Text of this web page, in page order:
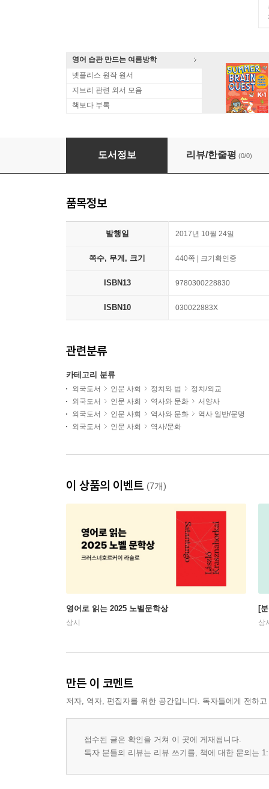
영어 습관 만드는 여름방학
넷플리스 원작 원서
지브리 관련 외서 모음
책보다 부록
In Nelson's Wake: The Navy and the
도서정보 리뷰/한줄평 (0/0)
품목정보
발행일 2017년 10월 24일
쪽수, 무게, 크기 440쪽 | 크기확인중
ISBN13 9780300228830
ISBN10 030022883X
관련분류
카테고리 분류
외국도서 인문 사회 정치와 법
정치/외교
외국도서
인문 사회 역사와 문화
서양사
외국도서
인문 사회 역사와 문화
역사 일반/문명
외국도서
인문 사회 역사/문화
이 상품의 이벤트 (7개)
영어로 읽는 2025 노벨문학상
상시
[
상
만든 이 코멘트
저자, 역자, 편집자를 위한 공간입니다. 독자들에게 전하
접수된 글은 확인을 거쳐 이 곳에 게재됩니다.
독자 분들의 리뷰는 리뷰 쓰기를, 책에 대한 문의는